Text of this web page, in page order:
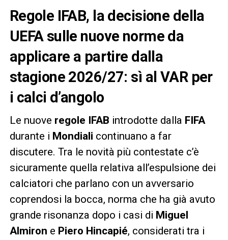
Regole IFAB, la decisione della
UEFA sulle nuove norme da
applicare a partire dalla
stagione 2026/27: sì al VAR per
i calci d’angolo
Le nuove regole IFAB introdotte dalla FIFA
durante i Mondiali continuano a far
discutere. Tra le novità più contestate c’è
sicuramente quella relativa all’espulsione dei
calciatori che parlano con un avversario
coprendosi la bocca, norma che ha già avuto
grande risonanza dopo i casi di Miguel
Almiron e Piero Hincapié, considerati tra i